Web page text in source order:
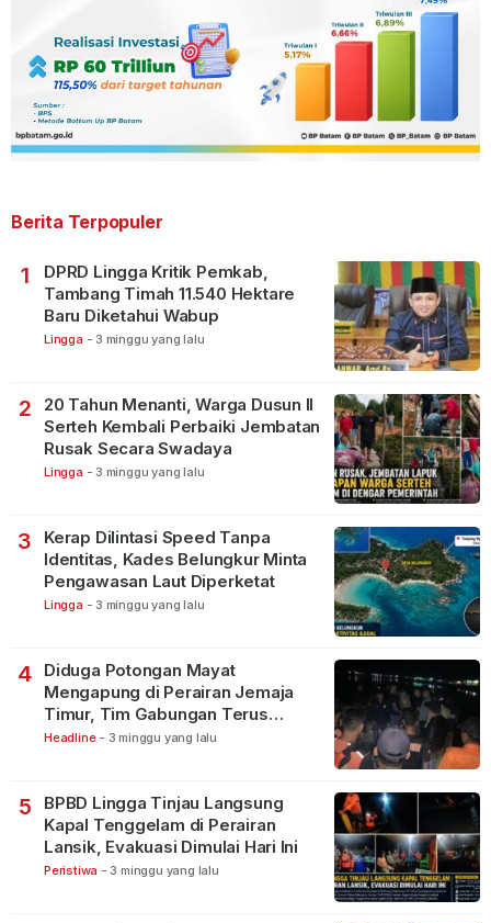
Berita Terpopuler
1
DPRD Lingga Kritik Pemkab,
Tambang Timah 11.540 Hektare
Baru Diketahui Wabup
Lingga - 3 minggu yang lalu
2
20 Tahun Menanti, Warga Dusun II
Serteh Kembali Perbaiki Jembatan
Rusak Secara Swadaya
Lingga - 3 minggu yang lalu
3
Kerap Dilintasi Speed Tanpa
Identitas, Kades Belungkur Minta
Pengawasan Laut Diperketat
Lingga - 3 minggu yang lalu
4
Diduga Potongan Mayat
Mengapung di Perairan Jemaja
Timur, Tim Gabungan Terus
Lakukan Pencarian
Headline - 3 minggu yang lalu
5
BPBD Lingga Tinjau Langsung
Kapal Tenggelam di Perairan
Lansik, Evakuasi Dimulai Hari Ini
Peristiwa - 3 minggu yang lalu